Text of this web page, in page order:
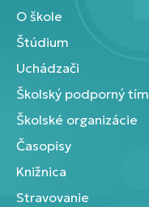
O škole
Štúdium
Uchádzači
Školský podporný tím
Školské organizácie
Časopisy
Knižnica
Stravovanie